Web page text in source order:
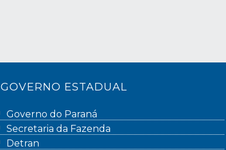
GOVERNO ESTADUAL
Governo do Paraná
Secretaria da Fazenda
Detran